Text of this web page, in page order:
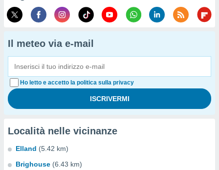
Il meteo via e-mail
Ho letto e accetto la politica sulla privacy
Località nelle vicinanze
Elland (5.42 km)
Brighouse (6.43 km)